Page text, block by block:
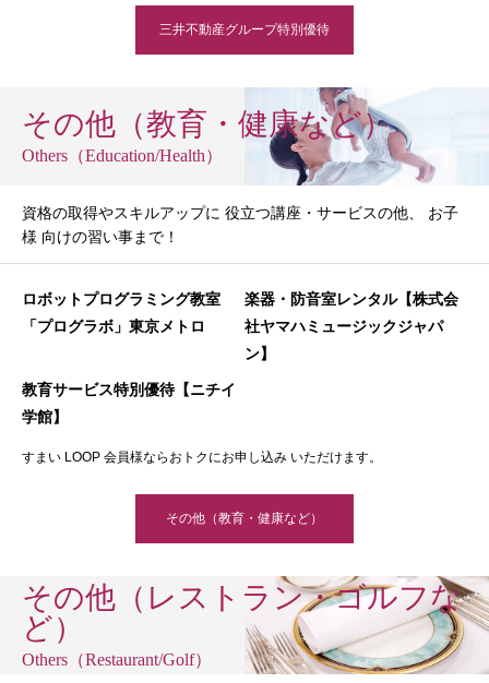
三井不動産グループ特別優待
その他（教育・健康など）
Others（Education/Health）
資格の取得やスキルアップに 役立つ講座・サービスの他、 お子
様 向けの習い事まで！
ロボットプログラミング教室
「プログラボ」東京メトロ
楽器・防音室レンタル【株式会
社ヤマハミュージックジャパ
ン】
教育サービス特別優待【ニチイ
学館】
すまい LOOP 会員様ならおトクにお申し込み いただけます。
その他（教育・健康など）
その他（レストラン・ゴルフな
ど）
Others（Restaurant/Golf）